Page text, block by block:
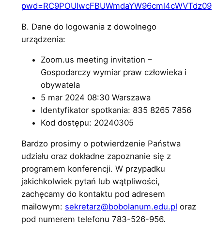
pwd=RC9POUlwcFBUWmdaYW96cml4cWVTdz09
B. Dane do logowania z dowolnego
urządzenia:
Zoom.us meeting invitation –
Gospodarczy wymiar praw człowieka i
obywatela
5 mar 2024 08:30 Warszawa
Identyfikator spotkania: 835 8265 7856
Kod dostępu: 20240305
Bardzo prosimy o potwierdzenie Państwa
udziału oraz dokładne zapoznanie się z
programem konferencji. W przypadku
jakichkolwiek pytań lub wątpliwości,
zachęcamy do kontaktu pod adresem
mailowym: sekretarz@bobolanum.edu.pl oraz
pod numerem telefonu 783-526-956.